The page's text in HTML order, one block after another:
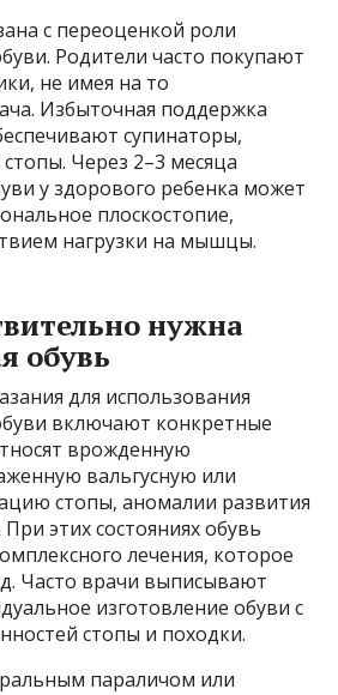
с переоценкой роли
Родители часто покупают
не имея на то
Избыточная поддержка
супинаторы,
Через 2–3 месяца
у здорового ребенка может
плоскостопие,
нагрузки на мышцы.
нужна
обувь
для использования
включают конкретные
врожденную
вальгусную или
стопы, аномалии развития
При этих состояниях обувь
лечения, которое
Часто врачи выписывают
изготовление обуви с
стопы и походки.
параличом или